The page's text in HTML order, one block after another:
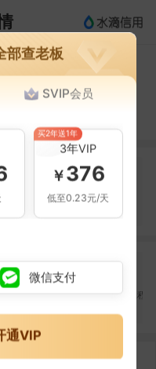
提示信息
当前企业(0条)
1次
筑工程有
宇
天津智丰钢结构工程有
部查老板
SVIP会员
3年VIP
￥376
低至0.23元/天
买2年送1年
微信支付
通VIP